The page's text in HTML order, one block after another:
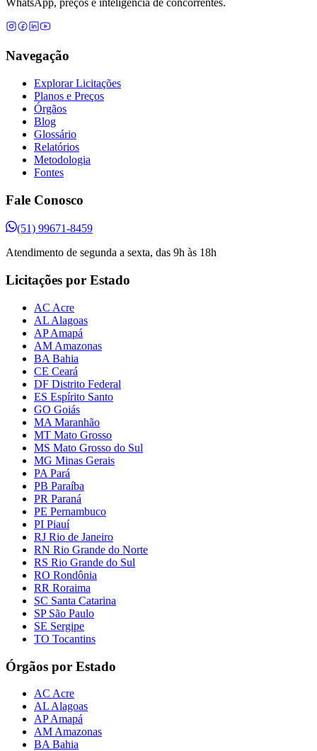
WhatsApp, preços e inteligência de concorrentes.
Navegação
Explorar Licitações
Planos e Preços
Órgãos
Blog
Glossário
Relatórios
Metodologia
Fontes
Fale Conosco
(51) 99671-8459
Atendimento de segunda a sexta, das 9h às 18h
Licitações por Estado
AC Acre
AL Alagoas
AP Amapá
AM Amazonas
BA Bahia
CE Ceará
DF Distrito Federal
ES Espírito Santo
GO Goiás
MA Maranhão
MT Mato Grosso
MS Mato Grosso do Sul
MG Minas Gerais
PA Pará
PB Paraíba
PR Paraná
PE Pernambuco
PI Piauí
RJ Rio de Janeiro
RN Rio Grande do Norte
RS Rio Grande do Sul
RO Rondônia
RR Roraima
SC Santa Catarina
SP São Paulo
SE Sergipe
TO Tocantins
Órgãos por Estado
AC Acre
AL Alagoas
AP Amapá
AM Amazonas
BA Bahia